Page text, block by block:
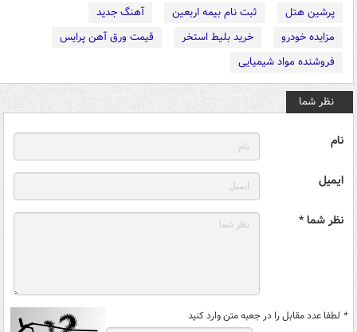
پرشین هتل
ثبت نام بیمه اربعین
آهنگ جدید
مزایده خودرو
خرید بلیط استخر
قیمت ورق آهن پرایس
فروشنده مواد شیمیایی
نظر شما
نام
ایمیل
نظر شما *
* لطفا عدد مقابل را در جعبه متن وارد کنید